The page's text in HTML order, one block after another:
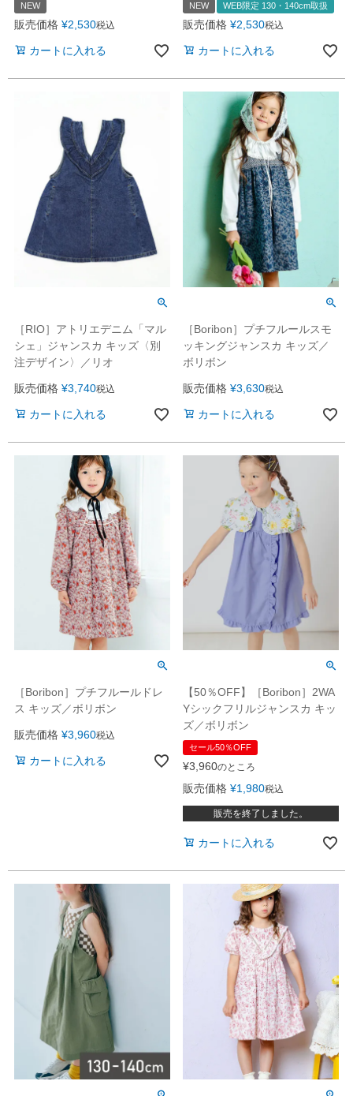
NEW
販売価格 ¥2,530税込
カートに入れる
NEW WEB限定 130・140cm取扱
販売価格 ¥2,530税込
カートに入れる
［RIO］アトリエデニム「マル
シェ」ジャンスカ キッズ〈別
注デザイン〉／リオ
販売価格 ¥3,740税込
カートに入れる
［Boribon］プチフルールスモ
ッキングジャンスカ キッズ／
ボリボン
販売価格 ¥3,630税込
カートに入れる
［Boribon］プチフルールドレ
ス キッズ／ボリボン
販売価格 ¥3,960税込
カートに入れる
【50％OFF】［Boribon］2WA
Yシックフリルジャンスカ キッ
ズ／ボリボン
セール50％OFF
¥3,960のところ
販売価格 ¥1,980税込
販売を終了しました。
カートに入れる